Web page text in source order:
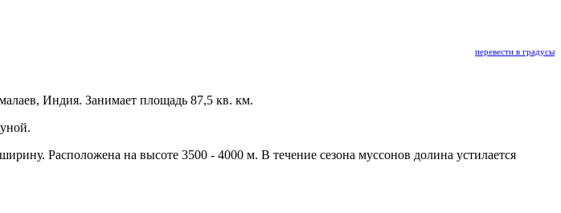
перевести в градусы
Индия. Занимает площадь 87,5 кв. км.
Расположена на высоте 3500 - 4000 м. В течение сезона муссонов долина устилается